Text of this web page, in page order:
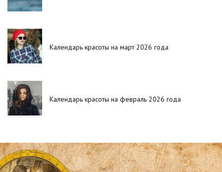
Календарь красоты на март 2026 года
Календарь красоты на февраль 2026 года